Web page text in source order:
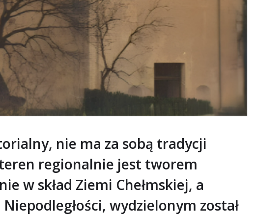
nie ma za sobą tradycji
regionalnie jest tworem
w skład Ziemi Chełmskiej, a
wydzielonym został